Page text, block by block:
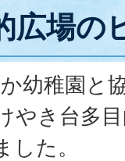
広場の
幼稚園と
やき台多
た。